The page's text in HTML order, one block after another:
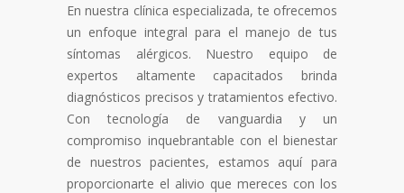
En nuestra clínica especializada, te ofrecemos
un enfoque integral para el manejo de tus
síntomas alérgicos. Nuestro equipo de
expertos altamente capacitados brinda
diagnósticos precisos y tratamientos efectivo.
Con tecnología de vanguardia y un
compromiso inquebrantable con el bienestar
de nuestros pacientes, estamos aquí para
proporcionarte el alivio que mereces con los